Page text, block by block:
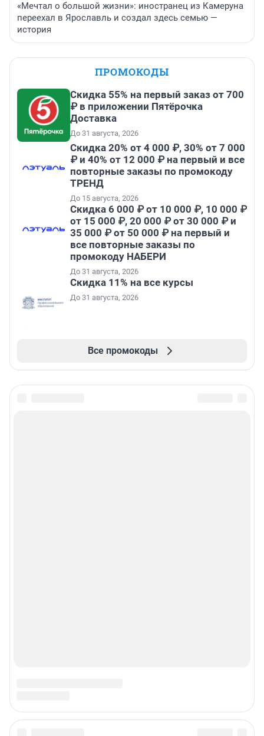
«Мечтал о большой жизни»: иностранец из Камеруна
переехал в Ярославль и создал здесь семью —
история
ПРОМОКОДЫ
Скидка 55% на первый заказ от 700
₽ в приложении Пятёрочка
Доставка
До 31 августа, 2026
Скидка 20% от 4 000 ₽, 30% от 7 000
₽ и 40% от 12 000 ₽ на первый и все
повторные заказы по промокоду
ТРЕНД
До 15 августа, 2026
Скидка 6 000 ₽ от 10 000 ₽, 10 000 ₽
от 15 000 ₽, 20 000 ₽ от 30 000 ₽ и
35 000 ₽ от 50 000 ₽ на первый и
все повторные заказы по
промокоду НАБЕРИ
До 31 августа, 2026
Скидка 11% на все курсы
До 31 августа, 2026
Все промокоды